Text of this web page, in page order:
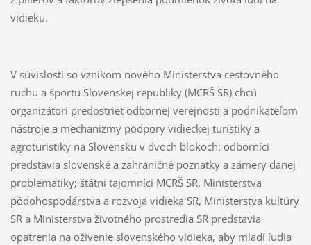
vidieku.
V súvislosti so vznikom nového Ministerstva cestovného
ruchu a športu Slovenskej republiky (MCRŠ SR) chcú
organizátori predostrieť odbornej verejnosti a podnikateľom
nástroje a mechanizmy podpory vidieckej turistiky a
agroturistiky na Slovensku v dvoch blokoch: odborníci
predstavia slovenské a zahraničné poznatky a zámery danej
problematiky; štátni tajomníci MCRŠ SR, Ministerstva
pôdohospodárstva a rozvoja vidieka SR, Ministerstva kultúry
SR a Ministerstva životného prostredia SR predstavia
opatrenia na oživenie slovenského vidieka, aby mladí ľudia